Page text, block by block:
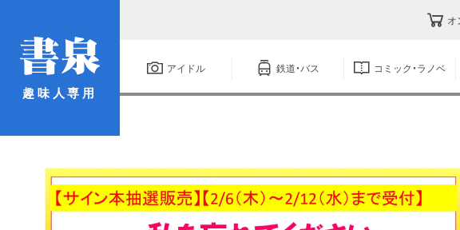
趣味人専用
オ
アイドル 鉄道・バス コミック・ラノベ